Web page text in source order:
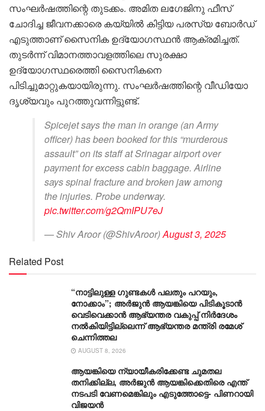
സംഘർഷത്തിന്റെ തുടക്കം. അമിത ല​ഗേജിനു ഫീസ്
ചോദിച്ച ജീവനക്കാരെ കയ്യിൽ കിട്ടിയ പരസ്യ ബോർഡ്
എടുത്താണ് സൈനിക ഉദ്യോഗസ്ഥൻ ആക്രമിച്ചത്.
തുടർന്ന് വിമാനത്താവളത്തിലെ സുരക്ഷാ
ഉദ്യോഗസ്ഥരെത്തി സൈനികനെ
പിടിച്ചുമാറ്റുകയായിരുന്നു. സംഘർഷത്തിന്റെ വീഡിയോ
ദൃശ്യവും പുറത്തുവന്നിട്ടുണ്ട്.
Spicejet says the man in orange (an Army
officer) has been booked for this “murderous
assault” on its staff at Srinagar airport over
payment for excess cabin baggage. Airline
says spinal fracture and broken jaw among
the injuries. Probe underway.
pic.twitter.com/g2QmIPU7eJ
— Shiv Aroor (@ShivAroor)August 3, 2025
Related Post
“നാട്ടിലുള്ള ഗുണ്ടകൾ പലതും പറയും,
നോക്കാം”; അർജുൻ ആയങ്കിയെ പിടികൂടാൻ
വെടിവെക്കാൻ ആഭ്യന്തര വകുപ്പ് നിർദേശം
നൽകിയിട്ടില്ലെന്ന് ആഭ്യന്തര മന്ത്രി രമേശ്
ചെന്നിത്തല
AUGUST 8, 2026
ആയങ്കിയെ ന്യായീകരിക്കേണ്ട ചുമതല
തനിക്കില്ല, അർജുൻ ആയങ്കിക്കെതിരെ എന്ത്
നടപടി വേണമെങ്കിലും എടുത്തോട്ടെ- പിണറായി
വിജയന്‍